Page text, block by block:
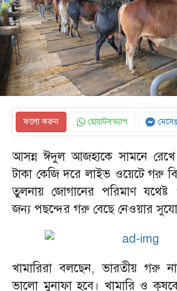
ফলো করুন হোয়াটসঅ্যাপ
আসন্ন ঈদুল আজহাকে সামনে রেখে
টাকা কেজি দরে লাইভ ওয়েটে গরু
তুলনায় জোগানের পরিমাণ যথেষ্ট
জন্য পছন্দের গরু বেছে নেওয়ার
খামারিরা বলছেন, ভারতীয়
ভালো মুনাফা হবে। খামারি ও